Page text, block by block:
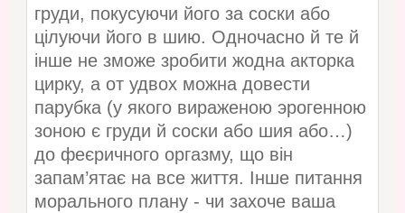
груди, покусуючи його за соски або
цілуючи його в шию. Одночасно й те й
інше не зможе зробити жодна акторка
цирку, а от удвох можна довести
парубка (у якого вираженою эрогенною
зоною є груди й соски або шия або…)
до феєричного оргазму, що він
запам’ятає на все життя. Інше питання
морального плану - чи захоче ваша